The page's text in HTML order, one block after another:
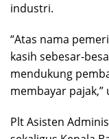
industri.
“Atas nama
kasih sebesar-
mendukung
membayar pajak,”
Plt Asisten